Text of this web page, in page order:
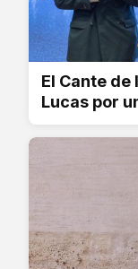
El Cante
Lucas por